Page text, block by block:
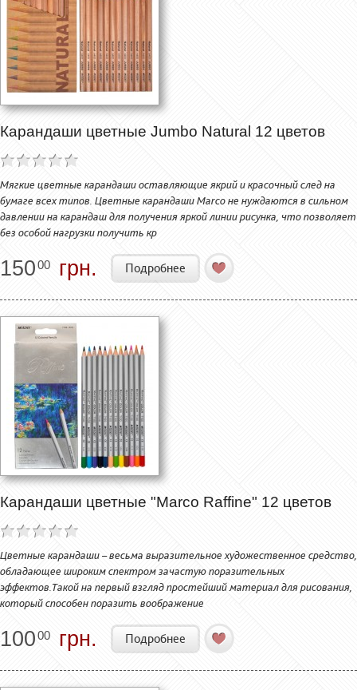
Карандаши цветные Jumbo Natural 12 цветов
Мягкие цветные карандаши оставляющие якрий и красочный след на
бумаге всех типов. Цветные карандаши Marco не нуждаются в сильном
давлении на карандаш для получения яркой линии рисунка, что позволяет
без особой нагрузки получить кр
15000 грн. Подробнее
Карандаши цветные "Marco Raffine" 12 цветов
Цветные карандаши – весьма выразительное художественное средство,
обладающее широким спектром зачастую поразительных
эффектов.Такой на первый взгляд простейший материал для рисования,
который способен поразить воображение
10000 грн. Подробнее